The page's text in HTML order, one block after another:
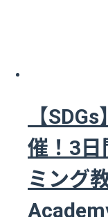
【
催！3日
ミング